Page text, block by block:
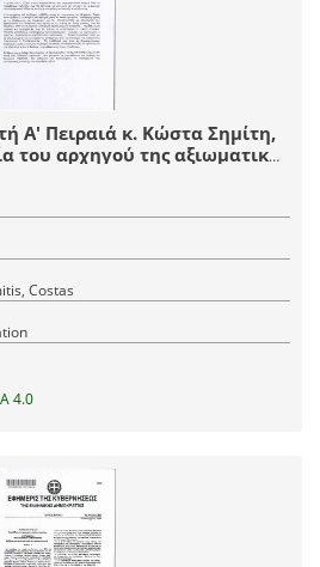
Α' Πειραιά κ. Κώστα Σημίτη,
του αρχηγού της αξιωματικής
Costas
4.0